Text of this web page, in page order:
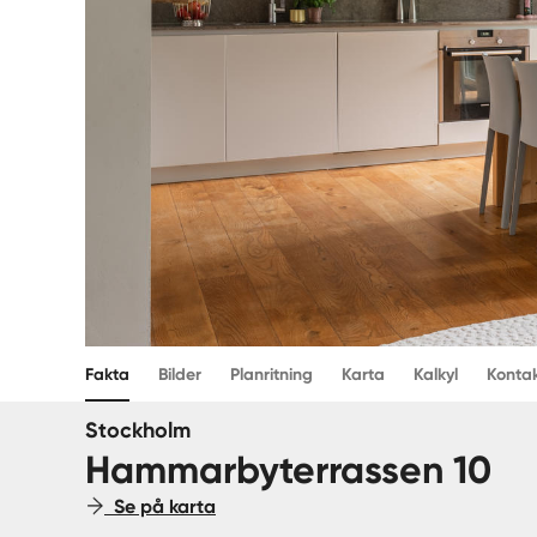
Fakta Bilder Planritning Karta Kalkyl
Stockholm
Hammarbyterrassen 10
Se på karta